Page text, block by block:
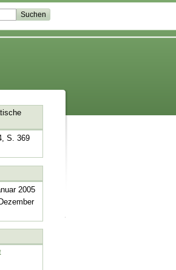
S. 369
2005